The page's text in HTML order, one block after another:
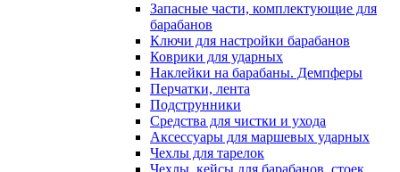
Запасные части, комплектующие для
барабанов
Ключи для настройки барабанов
Коврики для ударных
Наклейки на барабаны. Демпферы
Перчатки, лента
Подструнники
Средства для чистки и ухода
Аксессуары для маршевых ударных
Чехлы для тарелок
Чехлы, кейсы для барабанов, стоек,